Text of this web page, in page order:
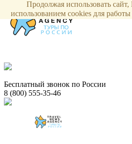
Бесплатный звонок по России
8 (800) 555-35-46
Продолжая использовать
использованием cookies для работы